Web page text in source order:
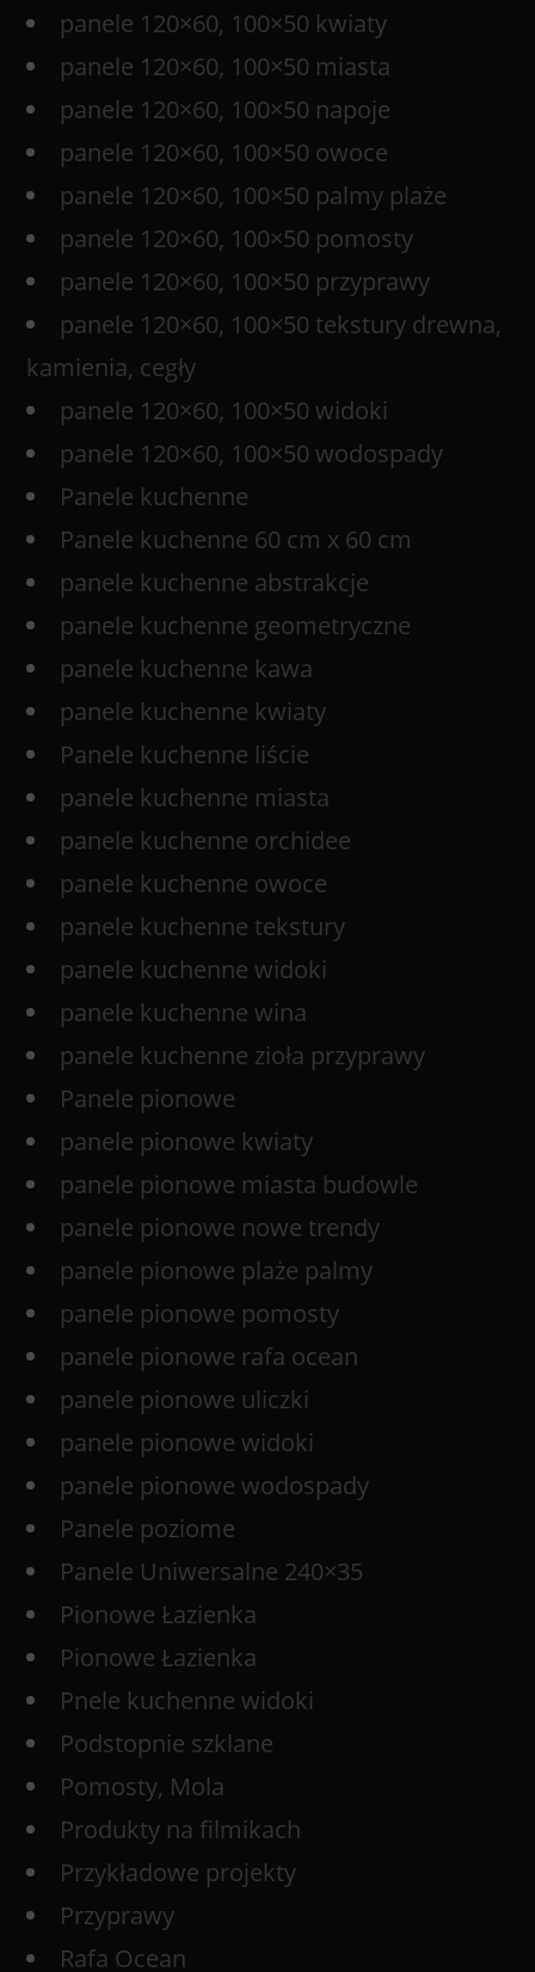
panele 120×60, 100×50 kwiaty
panele 120×60, 100×50 miasta
panele 120×60, 100×50 napoje
panele 120×60, 100×50 owoce
panele 120×60, 100×50 palmy plaże
panele 120×60, 100×50 pomosty
panele 120×60, 100×50 przyprawy
panele 120×60, 100×50 tekstury drewna,
kamienia, cegły
panele 120×60, 100×50 widoki
panele 120×60, 100×50 wodospady
Panele kuchenne
Panele kuchenne 60 cm x 60 cm
panele kuchenne abstrakcje
panele kuchenne geometryczne
panele kuchenne kawa
panele kuchenne kwiaty
Panele kuchenne liście
panele kuchenne miasta
panele kuchenne orchidee
panele kuchenne owoce
panele kuchenne tekstury
panele kuchenne widoki
panele kuchenne wina
panele kuchenne zioła przyprawy
Panele pionowe
panele pionowe kwiaty
panele pionowe miasta budowle
panele pionowe nowe trendy
panele pionowe plaże palmy
panele pionowe pomosty
panele pionowe rafa ocean
panele pionowe uliczki
panele pionowe widoki
panele pionowe wodospady
Panele poziome
Panele Uniwersalne 240×35
Pionowe Łazienka
Pionowe Łazienka
Pnele kuchenne widoki
Podstopnie szklane
Pomosty, Mola
Produkty na filmikach
Przykładowe projekty
Przyprawy
Rafa Ocean